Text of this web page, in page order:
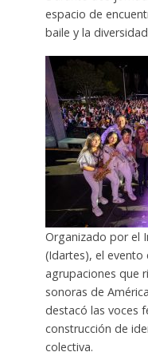
espacio de
baile y la
Organizado por el
(Idartes), el evento
agrupaciones que
sonoras de
destacó las voces
construcción de
colectiva.